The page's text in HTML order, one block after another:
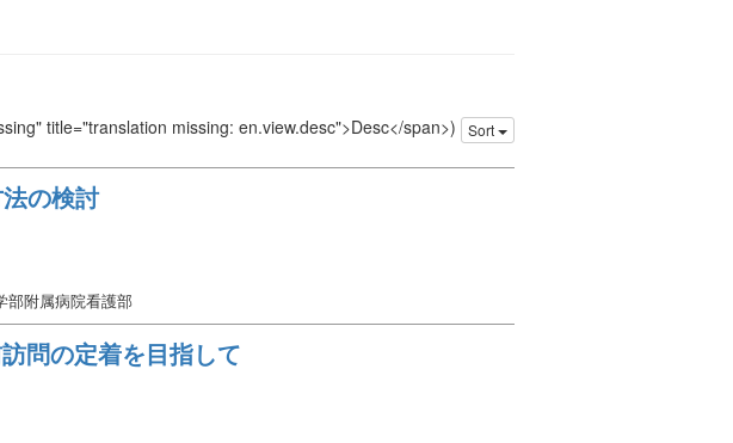
title="translation missing: en.view.desc">Desc</span>) Sort
の検討
部附属病院看護部
問の定着を目指して